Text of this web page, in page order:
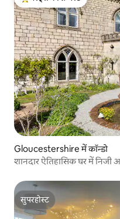
गेस्ट्स का टॉप फ़ेवरेट
Gloucestershire में कॉन्डो
शानदार ऐतिहासिक घर में निजी
सुपरहोस्ट
सुपरहोस्ट